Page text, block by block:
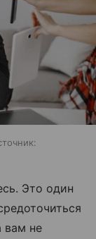
Это один
вам не